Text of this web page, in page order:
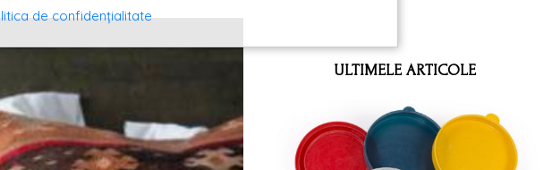
ULTIMELE ARTICOLE
de confidențialitate